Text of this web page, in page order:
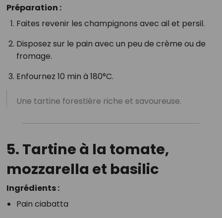
Préparation :
Faites revenir les champignons avec ail et persil.
Disposez sur le pain avec un peu de crème ou de
fromage.
Enfournez 10 min à 180°C.
Une tartine forestière riche et savoureuse.
5. Tartine à la tomate,
mozzarella et basilic
Ingrédients :
Pain ciabatta